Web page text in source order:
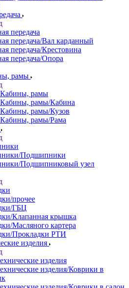
передача
передача/Вал карданный
передача/Крестовина
передача/Опора
рамы
Кабины, рамы
Кабины, рамы/Кабина
рамы/Кузов
Кабины, рамы/Рама
Подшипники
Подшипниковый узел
прочее
ГБЦ
Клапанная крышка
Масляного картера
Прокладки РТИ
изделия
изделия
изделия/Коврики в